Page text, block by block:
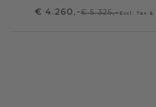
€ 4.260,-€ 5.325,-Excl. Tax &